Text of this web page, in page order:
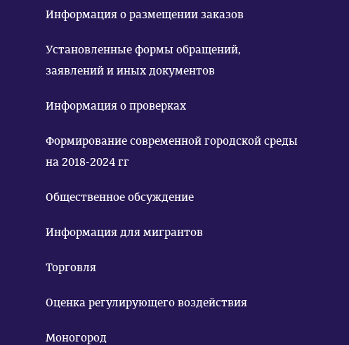
Информация о размещении заказов
Установленные формы обращений,
заявлений и иных документов
Информация о проверках
Формирование современной городской среды
на 2018-2024 гг
Общественное обсуждение
Информация для мигрантов
Торговля
Оценка регулирующего воздействия
Моногород